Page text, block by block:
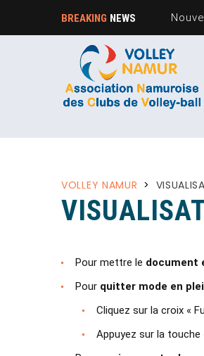
BREAKING NEWS
VOLLEY NAMUR >
Pour mettre le document
Pour quitter mode en
Cliquez sur la croix «
Appuyez sur la touche